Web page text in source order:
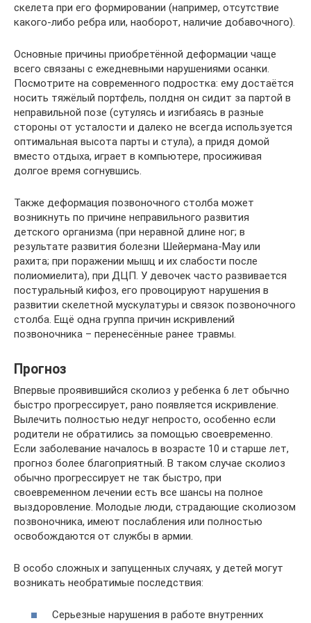
скелета при его формировании (например, отсутствие
какого-либо ребра или, наоборот, наличие добавочного).
Основные причины приобретённой деформации чаще
всего связаны с ежедневными нарушениями осанки.
Посмотрите на современного подростка: ему достаётся
носить тяжёлый портфель, полдня он сидит за партой в
неправильной позе (сутулясь и изгибаясь в разные
стороны от усталости и далеко не всегда используется
оптимальная высота парты и стула), а придя домой
вместо отдыха, играет в компьютере, просиживая
долгое время согнувшись.
Также деформация позвоночного столба может
возникнуть по причине неправильного развития
детского организма (при неравной длине ног; в
результате развития болезни Шейермана-Мау или
рахита; при поражении мышц и их слабости после
полиомиелита), при ДЦП. У девочек часто развивается
постуральный кифоз, его провоцируют нарушения в
развитии скелетной мускулатуры и связок позвоночного
столба. Ещё одна группа причин искривлений
позвоночника – перенесённые ранее травмы.
Прогноз
Впервые проявившийся сколиоз у ребенка 6 лет обычно
быстро прогрессирует, рано появляется искривление.
Вылечить полностью недуг непросто, особенно если
родители не обратились за помощью своевременно.
Если заболевание началось в возрасте 10 и старше лет,
прогноз более благоприятный. В таком случае сколиоз
обычно прогрессирует не так быстро, при
своевременном лечении есть все шансы на полное
выздоровление. Молодые люди, страдающие сколиозом
позвоночника, имеют послабления или полностью
освобождаются от службы в армии.
В особо сложных и запущенных случаях, у детей могут
возникать необратимые последствия:
Серьезные нарушения в работе внутренних